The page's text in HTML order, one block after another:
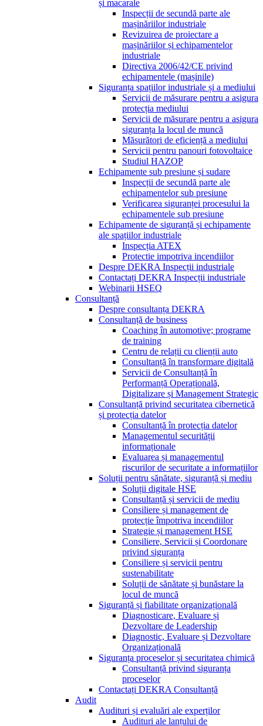
și macarale
Inspecții de secundă parte ale
mașinăriilor industriale
Revizuirea de proiectare a
mașinăriilor și echipamentelor
industriale
Directiva 2006/42/CE privind
echipamentele (mașinile)
Siguranța spațiilor industriale și a mediului
Servicii de măsurare pentru a asigura
protecția mediului
Servicii de măsurare pentru a asigura
siguranța la locul de muncă
Măsurători de eficiență a mediului
Servicii pentru panouri fotovoltaice
Studiul HAZOP
Echipamente sub presiune și sudare
Inspecții de secundă parte ale
echipamentelor sub presiune
Verificarea siguranței procesului la
echipamentele sub presiune
Echipamente de siguranță și echipamente
ale spațiilor industriale
Inspecția ATEX
Protectie impotriva incendiilor
Despre DEKRA Inspecții industriale
Contactați DEKRA Inspecții industriale
Webinarii HSEQ
Consultanță
Despre consultanța DEKRA
Consultanță de business
Coaching în automotive; programe
de training
Centru de relații cu clienții auto
Consultanță în transformare digitală
Servicii de Consultanță în
Performanță Operațională,
Digitalizare și Management Strategic
Consultanță privind securitatea cibernetică
și protecția datelor
Consultanță în protecția datelor
Managementul securității
informaționale
Evaluarea și managementul
riscurilor de securitate a informațiilor
Soluții pentru sănătate, siguranță și mediu
Soluții digitale HSE
Consultanță și servicii de mediu
Consiliere și management de
protecție împotriva incendiilor
Strategie și management HSE
Consiliere, Servicii și Coordonare
privind siguranța
Consiliere și servicii pentru
sustenabilitate
Soluții de sănătate și bunăstare la
locul de muncă
Siguranță și fiabilitate organizațională
Diagnosticare, Evaluare și
Dezvoltare de Leadership
Diagnostic, Evaluare și Dezvoltare
Organizațională
Siguranța proceselor și securitatea chimică
Consultanță privind siguranța
proceselor
Contactați DEKRA Consultanță
Audit
Audituri și evaluări ale experților
Audituri ale lanțului de